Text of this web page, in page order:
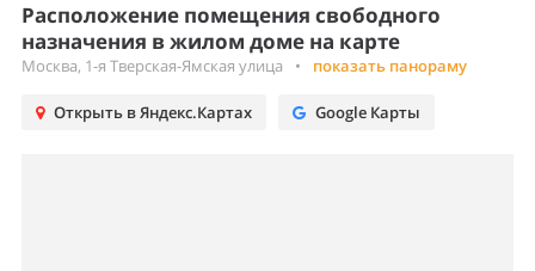
Расположение помещения свободного
назначения в жилом доме на карте
Москва, 1-я Тверская-Ямская улица • показать панораму
Открыть в Яндекс.Картах Google Карты